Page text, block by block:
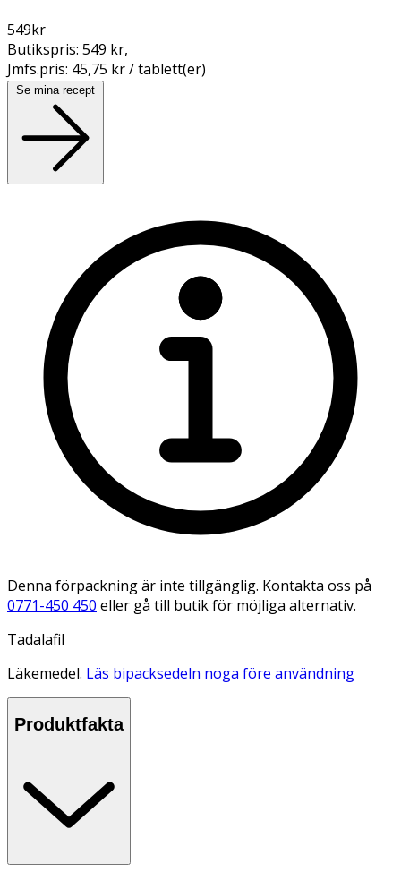
549kr
Butikspris: 549 kr,
Jmfs.pris: 45,75 kr / tablett(er)
Se mina recept
Denna förpackning är inte tillgänglig. Kontakta oss på
0771-450 450 eller gå till butik för möjliga alternativ.
Tadalafil
Läkemedel. Läs bipacksedeln noga före användning
Produktfakta